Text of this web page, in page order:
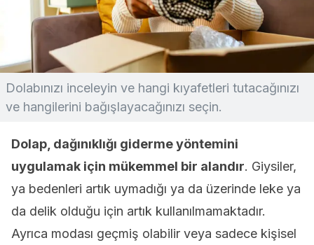
Dolabınızı inceleyin ve hangi kıyafetleri tutacağınızı
ve hangilerini bağışlayacağınızı seçin.
Dolap, dağınıklığı giderme yöntemini
uygulamak için mükemmel bir alandır. Giysiler,
ya bedenleri artık uymadığı ya da üzerinde leke ya
da delik olduğu için artık kullanılmamaktadır.
Ayrıca modası geçmiş olabilir veya sadece kişisel